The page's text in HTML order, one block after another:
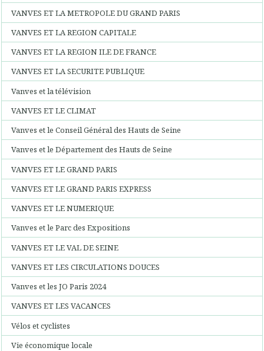
VANVES ET LA METROPOLE DU GRAND PARIS
VANVES ET LA REGION CAPITALE
VANVES ET LA REGION ILE DE FRANCE
VANVES ET LA SECURITE PUBLIQUE
Vanves et la télévision
VANVES ET LE CLIMAT
Vanves et le Conseil Général des Hauts de Seine
Vanves et le Département des Hauts de Seine
VANVES ET LE GRAND PARIS
VANVES ET LE GRAND PARIS EXPRESS
VANVES ET LE NUMERIQUE
Vanves et le Parc des Expositions
VANVES ET LE VAL DE SEINE
VANVES ET LES CIRCULATIONS DOUCES
Vanves et les JO Paris 2024
VANVES ET LES VACANCES
Vélos et cyclistes
Vie économique locale